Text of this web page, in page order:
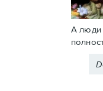
А люди